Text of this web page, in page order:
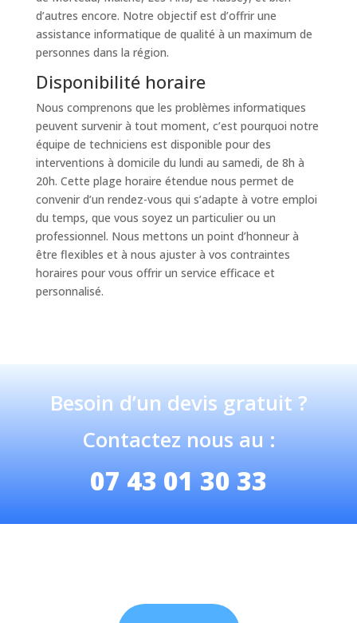
d’autres encore. Notre objectif est d’offrir une
assistance informatique de qualité à un maximum de
personnes dans la région.
Disponibilité horaire
Nous comprenons que les problèmes informatiques
peuvent survenir à tout moment, c’est pourquoi notre
équipe de techniciens est disponible pour des
interventions à domicile du lundi au samedi, de 8h à
20h. Cette plage horaire étendue nous permet de
convenir d’un rendez-vous qui s’adapte à votre emploi
du temps, que vous soyez un particulier ou un
professionnel. Nous mettons un point d’honneur à
être flexibles et à nous ajuster à vos contraintes
horaires pour vous offrir un service efficace et
personnalisé.
Besoin d’un devis gratuit ?
Contactez nous au :
07 43 01 30 33